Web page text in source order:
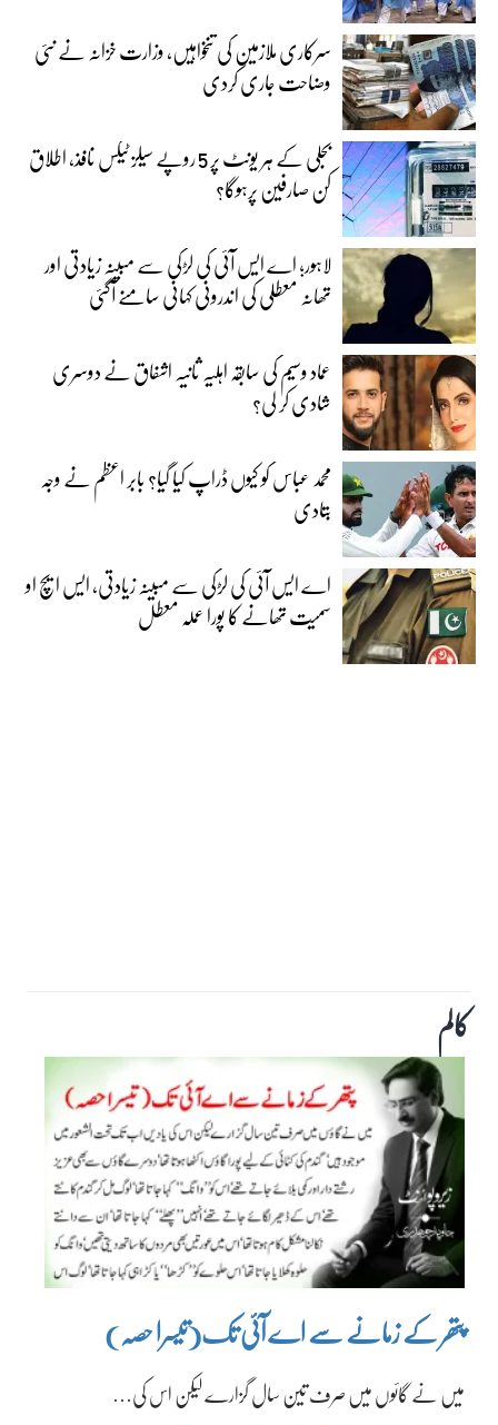
سرکاری ملازمین کی تنخواہیں، وزارت خزانہ نے نئی
وضاحت جاری کردی
بجلی کے ہر یونٹ پر 5 روپے سیلز ٹیکس نافذ، اطلاق
کن صارفین پرہوگا؟
لاہور؛ اے ایس آئی کی لڑکی سے مبینہ زیادتی اور
تھانہ معطلی کی اندرونی کہانی سامنے آگئی
عماد وسیم کی سابقہ اہلیہ ثانیہ اشفاق نے دوسری
شادی کر لی؟
محمد عباس کو کیوں ڈراپ کیا گیا؟ بابر اعظم نے وجہ
بتادی
اے ایس آئی کی لڑکی سے مبینہ زیادتی، ایس ایچ او
سمیت تھانے کا پورا عملہ معطل
کالم
پتھر کے زمانے سے اے آئی تک(تیسرا حصہ)
میں نے گائوں میں صرف تین سال گزارے لیکن اس کی…